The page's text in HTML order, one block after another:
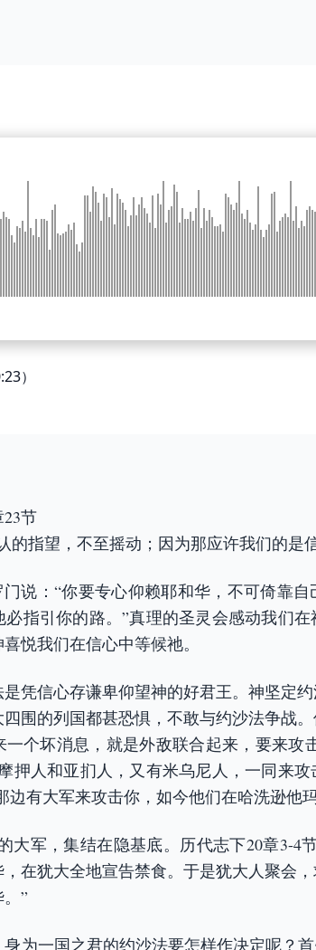
）
节
的指望，不至摇动；因为那应许我们的是
说：“你要专心仰赖耶和华，不可倚靠
指引你的路。”真理的圣灵会感动我们
悦我们在信心中等候祂。
凭信心存谦卑仰望神的好君王。神坚定
围的列国都甚恐惧，不敢与约沙法争战
个坏消息，就是外敌联合起来，要来攻
押人和亚扪人，又有米乌尼人，一同来
边有大军来攻击你，如今他们在哈洗逊他
大军，集结在隐基底。历代志下20章3-4
在犹大全地宣告禁食。于是犹大人聚会
”
为一国之君的约沙法要怎样作决定呢？首